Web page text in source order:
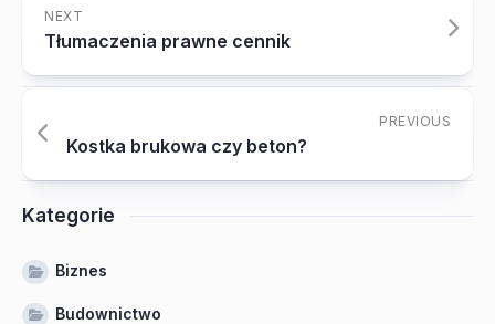
NEXT
Tłumaczenia prawne cennik
PREVIOUS
Kostka brukowa czy beton?
Kategorie
Biznes
Budownictwo